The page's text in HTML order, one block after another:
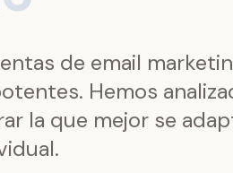
de email
Hemos
la que mejor se